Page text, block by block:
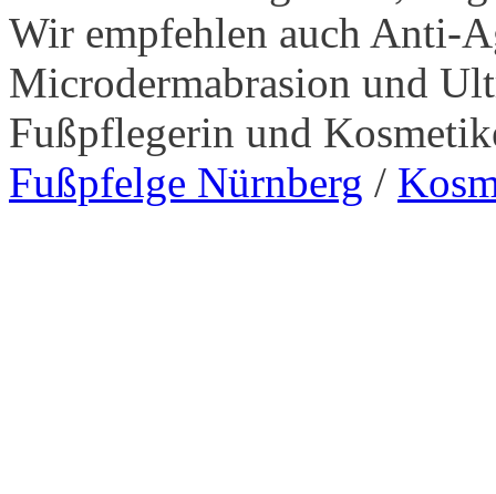
Wir empfehlen auch Anti-
Microdermabrasion und
Fußpflegerin und
Fußpfelge Nürnberg /